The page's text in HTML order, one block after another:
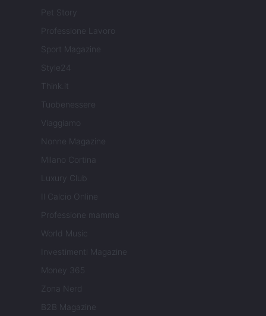
Pet Story
Professione Lavoro
Sport Magazine
Style24
Think.it
Tuobenessere
Viaggiamo
Nonne Magazine
Milano Cortina
Luxury Club
Il Calcio Online
Professione mamma
World Music
Investimenti Magazine
Money 365
Zona Nerd
B2B Magazine